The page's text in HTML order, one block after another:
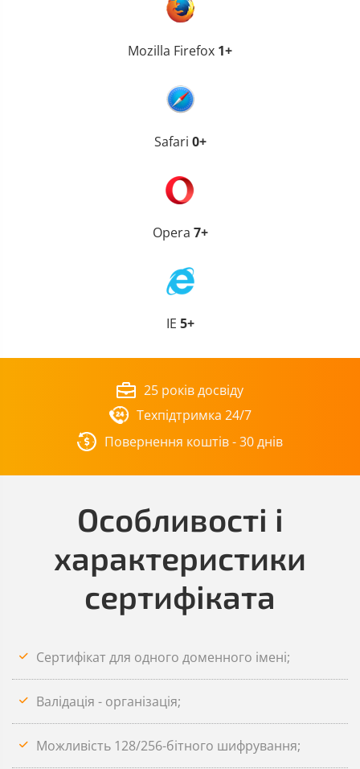
Mozilla Firefox 1+
Safari 0+
Opera 7+
IE 5+
25 років досвіду
Техпідтримка 24/7
Повернення коштів - 30 днів
Особливості і
характеристики
сертифіката
Сертифікат для одного доменного імені;
Валідація - організація;
Можливість 128/256-бітного шифрування;